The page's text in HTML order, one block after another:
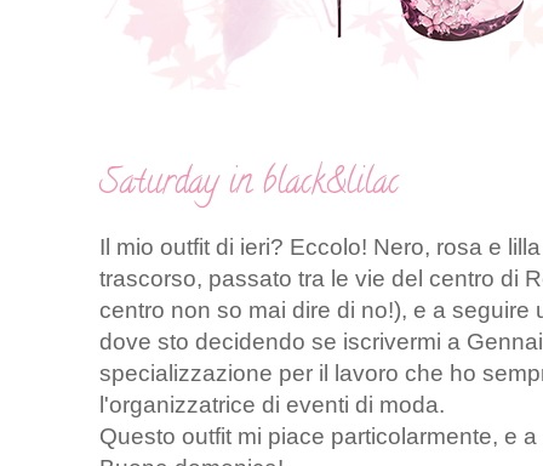
Saturday in black&lilac
Il mio outfit di ieri? Eccolo! Nero, rosa e
trascorso, passato tra le vie del centro di
centro non so mai dire di no!), e a seguire
dove sto decidendo se iscrivermi a
specializzazione per il lavoro che ho
l'organizzatrice di eventi di moda.
Questo outfit mi piace particolarmente, e a